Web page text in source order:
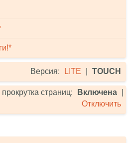
Версия: LITE TOUCH
страниц: Включена
Отключить